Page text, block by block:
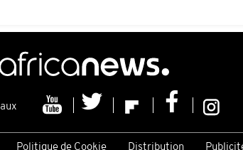
Politique de Cookie Distribution